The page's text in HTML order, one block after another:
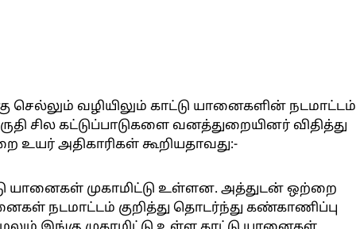
செல்லும் வழியிலும் காட்டு யானைகளின் நடமாட்டம்
சில கட்டுப்பாடுகளை வனத்துறையினர் விதித்து
உயர் அதிகாரிகள் கூறியதாவது:-
யானைகள் முகாமிட்டு உள்ளன. அத்துடன் ஒற்றை
நடமாட்டம் குறித்து தொடர்ந்து கண்காணிப்பு